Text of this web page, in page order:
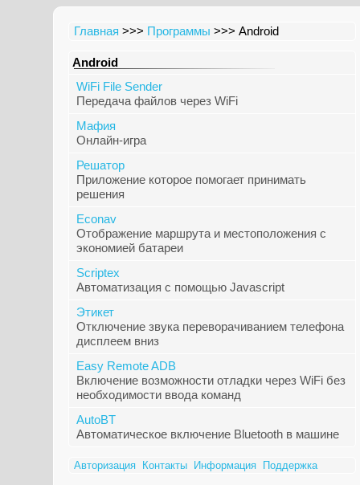
Главная >>> Программы >>> Android
Android
WiFi File Sender
Передача файлов через WiFi
Мафия
Онлайн-игра
Решатор
Приложение которое помогает принимать
решения
Econav
Отображение маршрута и местоположения с
экономией батареи
Scriptex
Автоматизация с помощью Javascript
Этикет
Отключение звука переворачиванием телефона
дисплеем вниз
Easy Remote ADB
Включение возможности отладки через WiFi без
необходимости ввода команд
AutoBT
Автоматическое включение Bluetooth в машине
Авторизация Контакты Информация
Поддержка